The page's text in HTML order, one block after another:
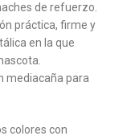
de refuerzo.
práctica, firme y
en la que
mediacaña para
colores con